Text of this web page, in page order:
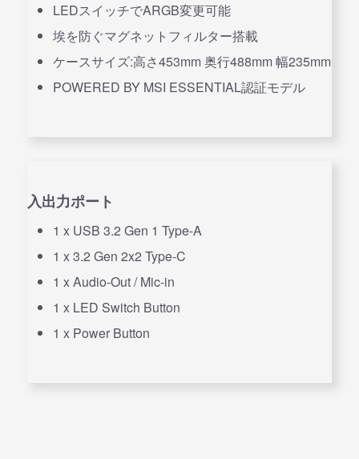
LEDスイッチでARGB変更可能
埃を防ぐマグネットフィルター搭載
ケースサイズ:高さ453mm 奥行488mm 幅235mm
POWERED BY MSI ESSENTIAL認証モデル
入出力ポート
1 x USB 3.2 Gen 1 Type-A
1 x 3.2 Gen 2x2 Type-C
1 x Audio-Out / Mic-in
1 x LED Switch Button
1 x Power Button